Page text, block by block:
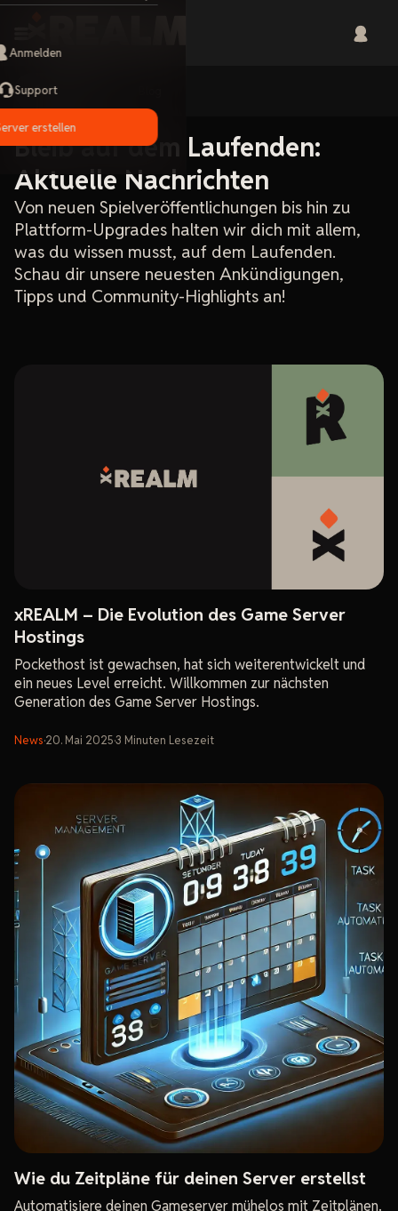
Anmelden
Support
erstellen
Bleib auf dem Laufenden:
Aktuelle Nachrichten
Von neuen Spielveröffentlichungen bis hin zu
Plattform-Upgrades halten wir dich mit allem,
was du wissen musst, auf dem Laufenden.
Schau dir unsere neuesten Ankündigungen,
Tipps und Community-Highlights an!
xREALM – Die Evolution des Game Server
Hostings
Pockethost ist gewachsen, hat sich weiterentwickelt und
ein neues Level erreicht. Willkommen zur nächsten
Generation des Game Server Hostings.
News·20. Mai 2025·3 Minuten Lesezeit
Wie du Zeitpläne für deinen Server erstellst
Automatisiere deinen Gameserver mühelos mit Zeitplänen.